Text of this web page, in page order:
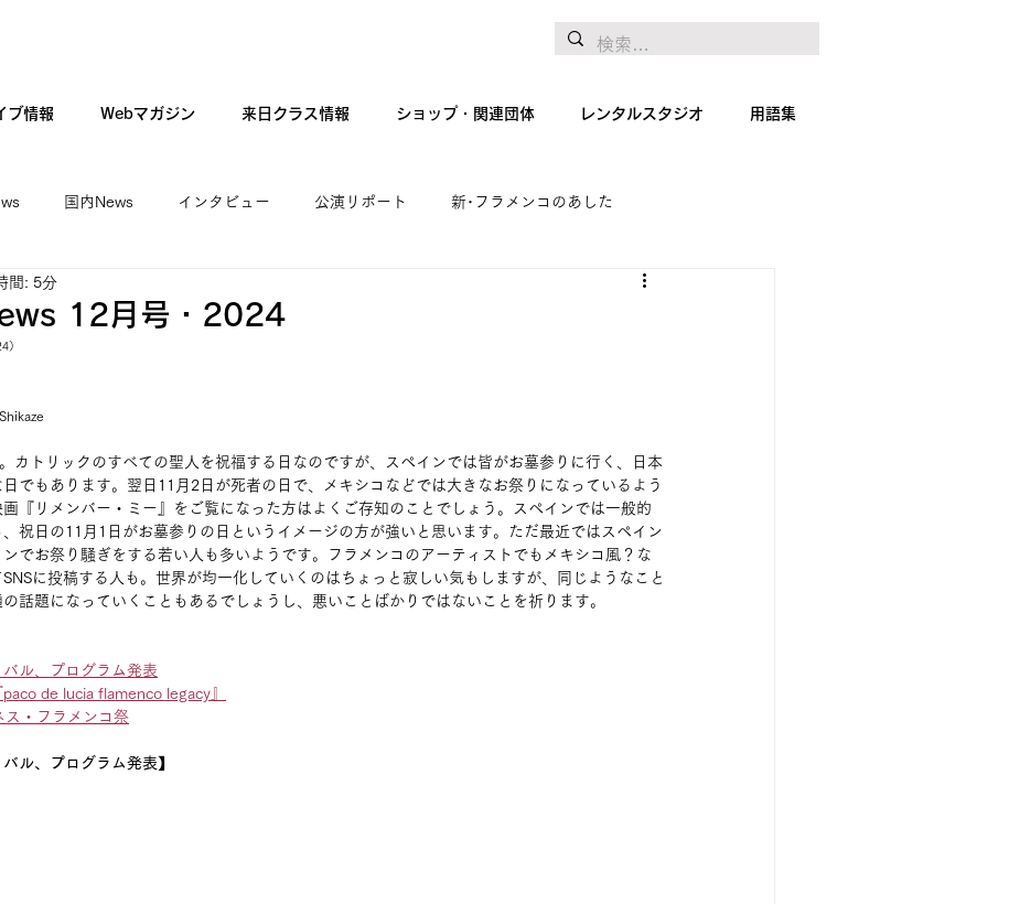
ブ情報 Webマガジン 来日クラス情報 ショップ・関連団体 レンタルスタジオ 用語集
国内News インタビュー 公演リポート 新･フラメンコのあした
絵画
12月号・2024
間: 5分
）
カトリックのすべての聖人を祝福する日なのですが、スペインでは皆がお墓参りに行く、日本
でもあります。翌日11月2日が死者の日で、メキシコなどでは大きなお祭りになっているよう
『リメンバー・ミー』をご覧になった方はよくご存知のことでしょう。スペインでは一般的
祝日の11月1日がお墓参りの日というイメージの方が強いと思います。ただ最近ではスペイン
でお祭り騒ぎをする若い人も多いようです。フラメンコのアーティストでもメキシコ風？な
SNSに投稿する人も。世界が均一化していくのはちょっと寂しい気もしますが、同じようなこと
話題になっていくこともあるでしょうし、悪いことばかりではないことを祈ります。
ル、プログラム発表
de lucia flamenco legacy』
ス・フラメンコ祭
ル、プログラム発表】